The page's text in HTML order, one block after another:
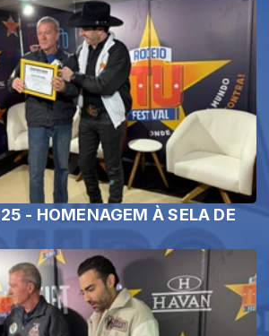
- HOMENAGEM À SELA DE